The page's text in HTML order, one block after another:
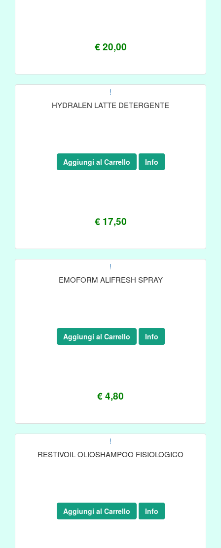
€ 20,00
!
HYDRALEN LATTE DETERGENTE
€ 17,50
Aggiungi al Carrello Info
!
EMOFORM ALIFRESH SPRAY
€ 4,80
Aggiungi al Carrello Info
!
RESTIVOIL OLIOSHAMPOO FISIOLOGICO
Aggiungi al Carrello Info